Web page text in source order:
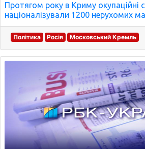
Протягом року в Криму окупаційні
націоналізували 1200 нерухомих
Політика Росія Московський Кремль